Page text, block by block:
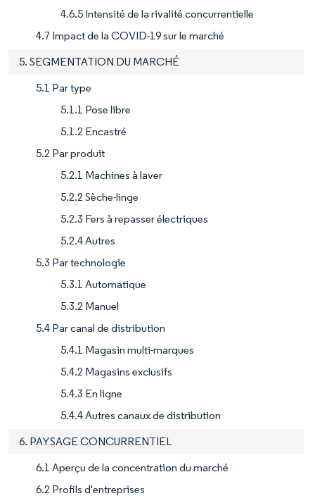
4.6.5 Intensité de la rivalité concurrentielle
4.7 Impact de la COVID-19 sur le marché
5. SEGMENTATION DU MARCHÉ
5.1 Par type
5.1.1 Pose libre
5.1.2 Encastré
5.2 Par produit
5.2.1 Machines à laver
5.2.2 Sèche-linge
5.2.3 Fers à repasser électriques
5.2.4 Autres
5.3 Par technologie
5.3.1 Automatique
5.3.2 Manuel
5.4 Par canal de distribution
5.4.1 Magasin multi-marques
5.4.2 Magasins exclusifs
5.4.3 En ligne
5.4.4 Autres canaux de distribution
6. PAYSAGE CONCURRENTIEL
6.1 Aperçu de la concentration du marché
6.2 Profils d'entreprises